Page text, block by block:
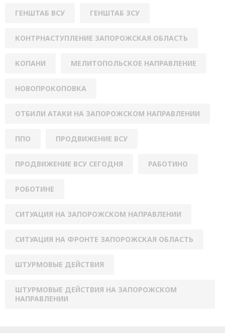
ГЕНШТАБ ВСУ ГЕНШТАБ ЗСУ
КОНТРНАСТУПЛЕНИЕ ЗАПОРОЖСКАЯ ОБЛАСТЬ
КОПАНИ МЕЛИТОПОЛЬСКОЕ НАПРАВЛЕНИЕ
НОВОПРОКОПОВКА
ОТБИЛИ АТАКИ НА ЗАПОРОЖСКОМ НАПРАВЛЕНИИ
ППО ПРОДВИЖЕНИЕ ВСУ
ПРОДВИЖЕНИЕ ВСУ СЕГОДНЯ РАБОТИНО
РОБОТИНЕ
СИТУАЦИЯ НА ЗАПОРОЖСКОМ НАПРАВЛЕНИИ
СИТУАЦИЯ НА ФРОНТЕ ЗАПОРОЖСКАЯ ОБЛАСТЬ
ШТУРМОВЫЕ ДЕЙСТВИЯ
ШТУРМОВЫЕ ДЕЙСТВИЯ НА ЗАПОРОЖСКОМ
НАПРАВЛЕНИИ